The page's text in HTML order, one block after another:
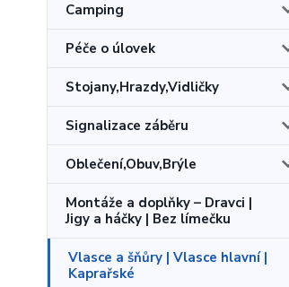
Camping
Péče o úlovek
Stojany,Hrazdy,Vidličky
Signalizace záběru
Oblečení,Obuv,Brýle
Montáže a doplňky – Dravci |
Jigy a háčky | Bez límečku
Vlasce a šňůry | Vlasce hlavní |
Kaprařské